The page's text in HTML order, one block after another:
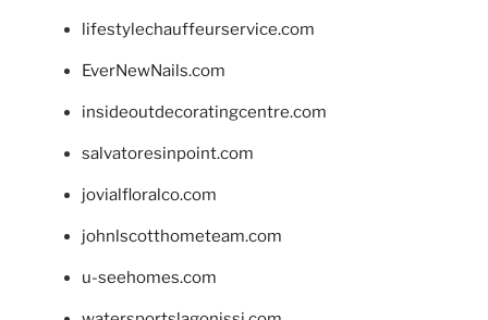
lifestylechauffeurservice.com
EverNewNails.com
insideoutdecoratingcentre.com
salvatoresinpoint.com
jovialfloralco.com
johnlscotthometeam.com
u-seehomes.com